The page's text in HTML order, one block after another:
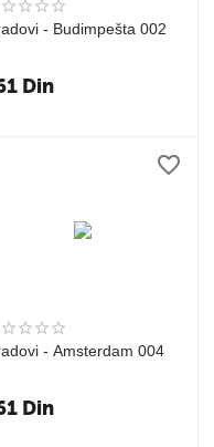
- Budimpešta 002
Din
- Amsterdam 004
Din